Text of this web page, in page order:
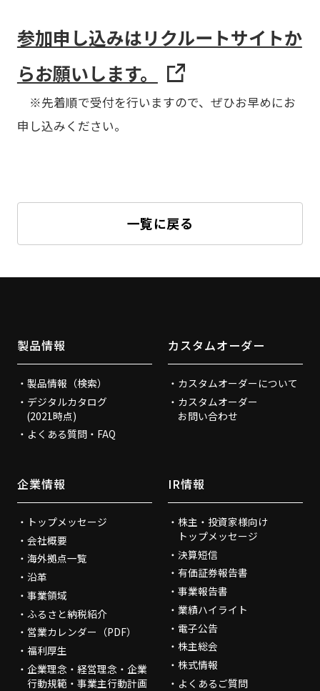
参加申し込みはリクルートサイトか
らお願いします。
※先着順で受付を行いますので、ぜひお早めにお
申し込みください。
一覧に戻る
製品情報
製品情報（検索）
デジタルカタログ
(2021時点)
よくある質問・FAQ
カスタムオーダー
カスタムオーダーについて
カスタムオーダー
お問い合わせ
企業情報
トップメッセージ
会社概要
海外拠点一覧
沿革
事業領域
ふるさと納税紹介
営業カレンダー（PDF）
福利厚生
企業理念・経営理念・企業
行動規範・事業主行動計画
IR情報
株主・投資家様向け
トップメッセージ
決算短信
有価証券報告書
事業報告書
業績ハイライト
電子公告
株主総会
株式情報
よくあるご質問